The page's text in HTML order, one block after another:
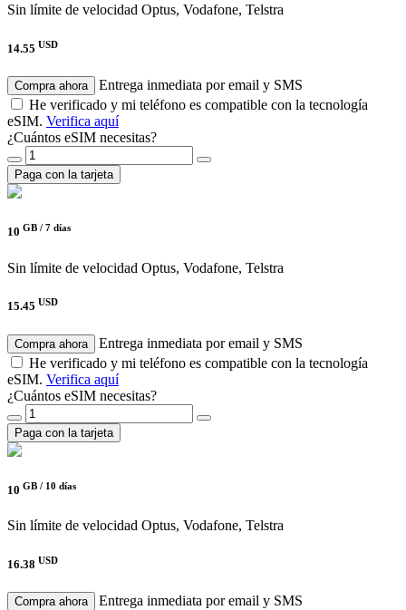
Sin límite de velocidad Optus, Vodafone, Telstra
14.55 USD
Compra ahora
Entrega inmediata por email y SMS
He verificado y mi teléfono es compatible con la tecnología
eSIM. Verifica aquí
¿Cuántos eSIM necesitas?
Paga con la tarjeta
10 GB / 7 días
Sin límite de velocidad Optus, Vodafone, Telstra
15.45 USD
Compra ahora
Entrega inmediata por email y SMS
He verificado y mi teléfono es compatible con la tecnología
eSIM. Verifica aquí
¿Cuántos eSIM necesitas?
Paga con la tarjeta
10 GB / 10 días
Sin límite de velocidad Optus, Vodafone, Telstra
16.38 USD
Compra ahora
Entrega inmediata por email y SMS